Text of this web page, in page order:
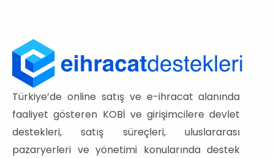
Türkiye’de online satış ve e-ihracat alanında
faaliyet gösteren KOBİ ve girişimcilere devlet
destekleri, satış süreçleri, uluslararası
pazaryerleri ve yönetimi konularında destek